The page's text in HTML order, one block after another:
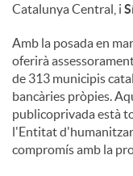
Catalunya Central, i
Amb la posada en
oferirà
de 313 municipis
bancàries pròpies.
publicoprivada està
l'Entitat d'humanitzar
compromís amb la